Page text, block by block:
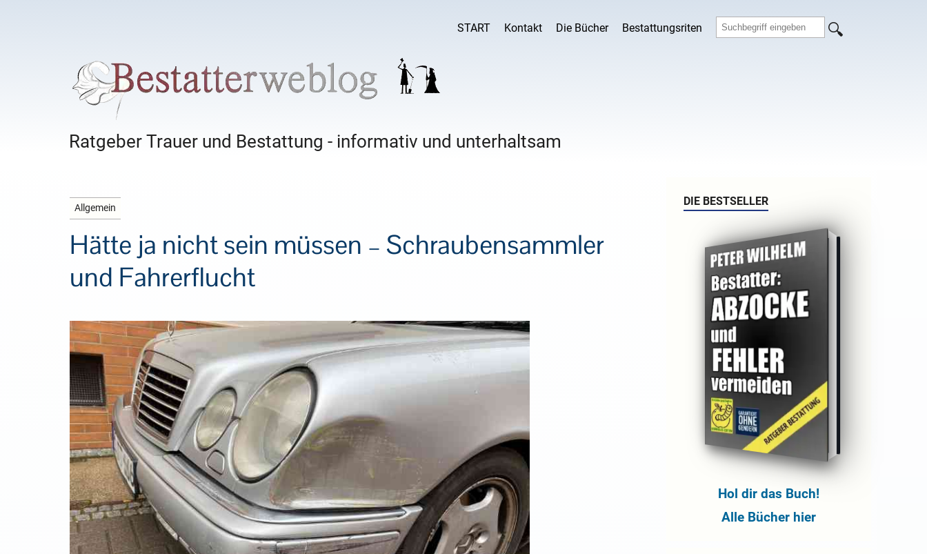
START Kontakt Die Bücher Bestattungsriten
Ratgeber Trauer und Bestattung - informativ und unterhaltsam
Allgemein
Hätte ja nicht sein müssen – Schraubensammler
und Fahrerflucht
DIE BESTSELLER
Hol dir das Buch!
Alle Bücher hier